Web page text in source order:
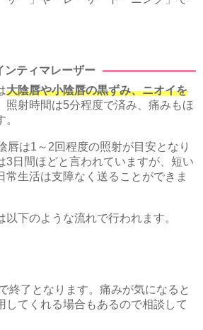
ンティマレーザー
大陰唇や小陰唇の黒ずみ、ニオイを
照射時間は5分程度で済み、痛みもほ
唇は1～2回程度の照射が目安となり
3日間ほどと言われていますが、短い
常生活は支障なく送ることができま
下のような流れで行われます。
終了となります。痛みが気になると
してくれる場合もあるので相談して